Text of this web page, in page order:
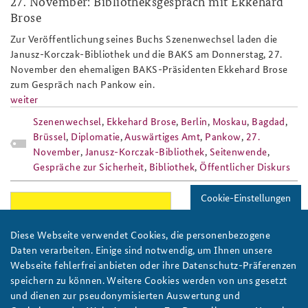
Anfahrt
Freundeskreis
Deutsches Forum Sicherheitspolitik
Arbeitskreis "Junge Sicherheitspolitiker"
Das Sicherheitspolitische Gespräch an der BAKS
Studierendenkonferenz Sicherheitspolitik gestalten
Newsletter-Archiv
Brose
Zur Veröffentlichung seines Buchs Szenenwechsel laden die
Janusz-Korczak-Bibliothek und die BAKS am Donnerstag, 27.
November den ehemaligen BAKS-Präsidenten Ekkehard Brose
zum Gespräch nach Pankow ein.
weiter
Szenenwechsel, Ekkehard Brose, Berlin, Moskau, Bagdad,
Brüssel, Diplomatie,Auswärtiges Amt, Pankow, 27.
November, Janusz-Korczak-Bibliothek, Seitenwende,
Gespräche zur Sicherheit, Bibliothek, Öffentlicher Diskurs
Bild: BAKS
Cookie-Einstellungen
Diese Webseite verwendet Cookies, die personenbezogene
Daten verarbeiten. Einige sind notwendig, um Ihnen unsere
Webseite fehlerfrei anbieten oder ihre Datenschutz-Präferenzen
speichern zu können. Weitere Cookies werden von uns gesetzt
und dienen zur pseudonymisierten Auswertung und